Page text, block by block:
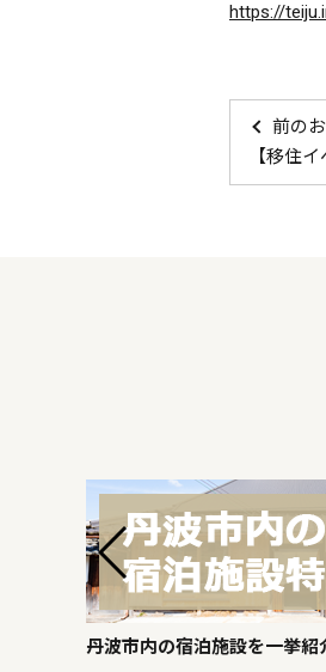
https://
前の
【移住
丹波市内の宿泊施設を一挙紹